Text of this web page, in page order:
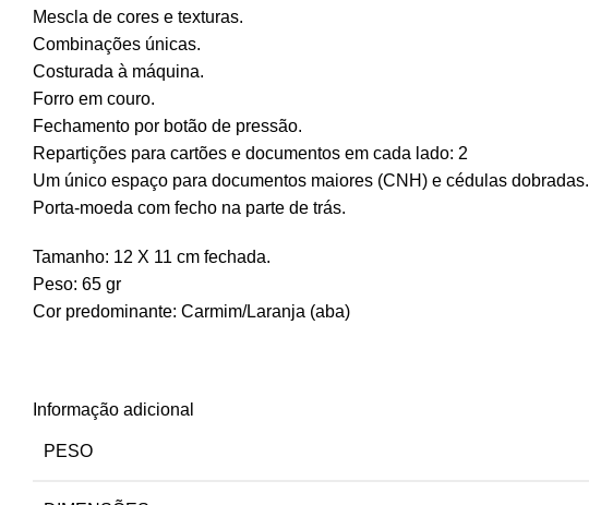
Mescla de cores e texturas.
Combinações únicas.
Costurada à máquina.
Forro em couro.
Fechamento por botão de pressão.
Repartições para cartões e documentos em cada lado: 2
Um único espaço para documentos maiores (CNH) e cédulas dobradas.
Porta-moeda com fecho na parte de trás.
Tamanho: 12 X 11 cm fechada.
Peso: 65 gr
Cor predominante: Carmim/Laranja (aba)
Informação adicional
PESO